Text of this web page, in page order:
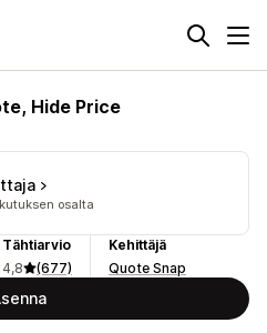
Hide Price
osalta
Tähtiarvio
4,8
(677)
Kehittäjä
Quote Snap